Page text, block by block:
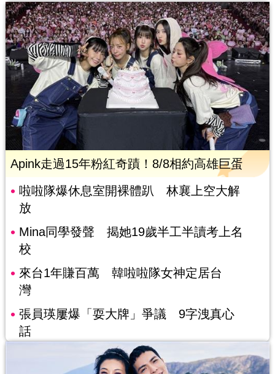
Apink走過15年粉紅奇蹟！8/8相約高雄巨蛋
啦啦隊爆休息室開裸體趴 林襄上空大解
放
Mina同學發聲 揭她19歲半工半讀考上名
校
來台1年賺百萬 韓啦啦隊女神定居台
灣
張員瑛屢爆「耍大牌」爭議 9字洩真心
話